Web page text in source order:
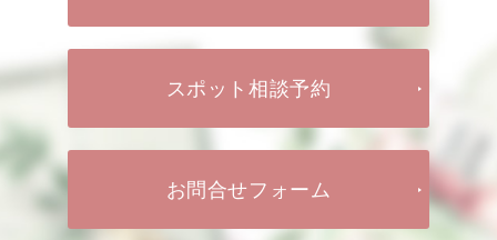
スポット相談予約
お問合せフォーム